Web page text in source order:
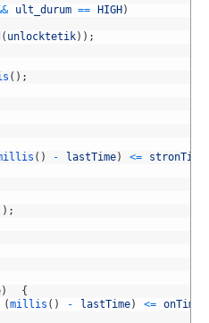
ult_durum == HIGH)
( unlocktetik) ) ;
( ) ;
( ) - lastTime) <= stronTime
) ;
)
{
(millis ( ) - lastTime) <= onTime